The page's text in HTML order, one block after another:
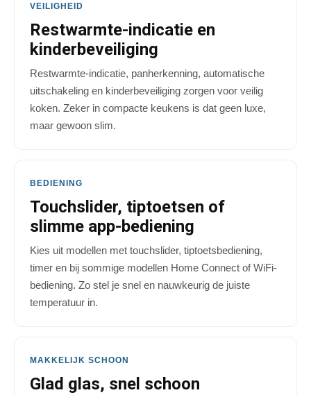
VEILIGHEID
Restwarmte-indicatie en
kinderbeveiliging
Restwarmte-indicatie, panherkenning, automatische
uitschakeling en kinderbeveiliging zorgen voor veilig
koken. Zeker in compacte keukens is dat geen luxe,
maar gewoon slim.
BEDIENING
Touchslider, tiptoetsen of
slimme app-bediening
Kies uit modellen met touchslider, tiptoetsbediening,
timer en bij sommige modellen Home Connect of WiFi-
bediening. Zo stel je snel en nauwkeurig de juiste
temperatuur in.
MAKKELIJK SCHOON
Glad glas, snel schoon